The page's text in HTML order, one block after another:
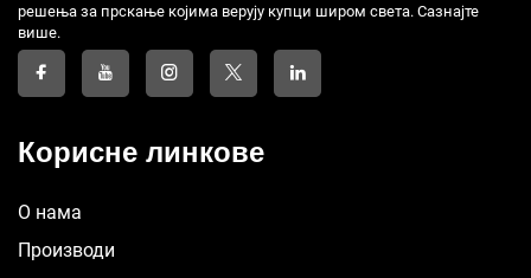
решења за прскање којима верују купци широм света. Сазнајте
више.
Корисне линкове
О нама
Производи